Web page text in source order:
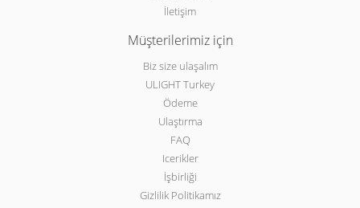
İletişim
Müşterilerimiz için
Biz size ulaşalım
ULIGHT Turkey
Ödeme
Ulaştırma
FAQ
Icerikler
İşbirliği
Gizlilik Politikamız